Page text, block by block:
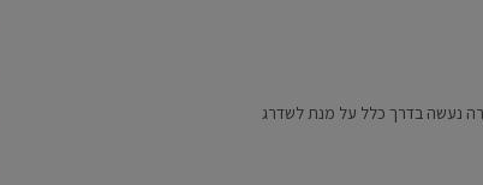
נעשה בדרך כלל על מנת לשדרג